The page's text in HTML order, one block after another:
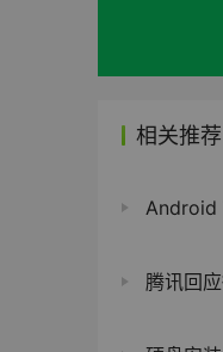
相关推荐
Android
腾讯回应微